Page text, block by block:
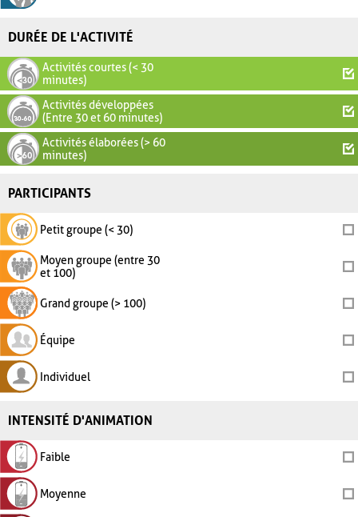
DURÉE DE L'ACTIVITÉ
Activités courtes (< 30
minutes)
Activités développées
(Entre 30 et 60 minutes)
Activités élaborées (> 60
minutes)
PARTICIPANTS
Petit groupe (< 30)
Moyen groupe (entre 30
et 100)
Grand groupe (> 100)
Équipe
Individuel
INTENSITÉ D'ANIMATION
Faible
Moyenne